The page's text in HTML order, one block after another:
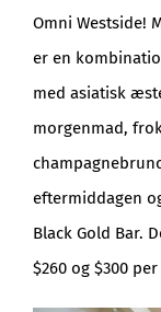
Omni Westside!
er en
med asiatisk
morgenmad,
eftermiddagen
Black Gold Bar.
$260 og $300